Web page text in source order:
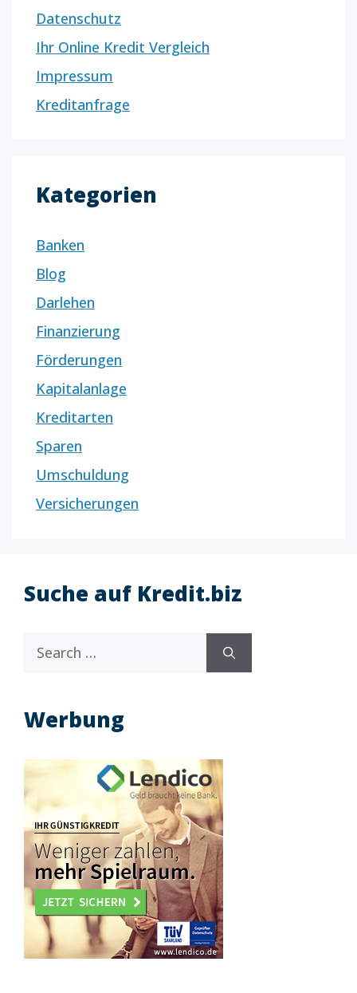
Datenschutz
Ihr Online Kredit Vergleich
Impressum
Kreditanfrage
Kategorien
Banken
Blog
Darlehen
Finanzierung
Förderungen
Kapitalanlage
Kreditarten
Sparen
Umschuldung
Versicherungen
Suche auf Kredit.biz
Search
for:
Werbung